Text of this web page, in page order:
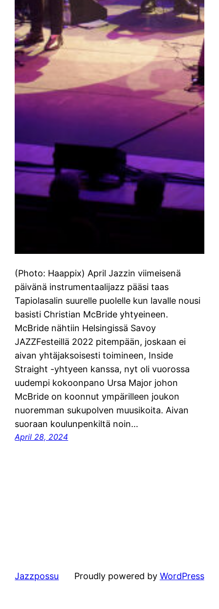
(Photo: Haappix) April Jazzin viimeisenä
päivänä instrumentaalijazz pääsi taas
Tapiolasalin suurelle puolelle kun lavalle nousi
basisti Christian McBride yhtyeineen.
McBride nähtiin Helsingissä Savoy
JAZZFesteillä 2022 pitempään, joskaan ei
aivan yhtäjaksoisesti toimineen, Inside
Straight -yhtyeen kanssa, nyt oli vuorossa
uudempi kokoonpano Ursa Major johon
McBride on koonnut ympärilleen joukon
nuoremman sukupolven muusikoita. Aivan
suoraan koulunpenkiltä noin…
April 28, 2024
Jazzpossu Proudly powered by WordPress